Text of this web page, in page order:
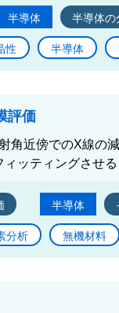
半導体 半導体の
性 半導体
評価
角近傍でのX線の
ッティングさせ
半導体
分析 無機材料